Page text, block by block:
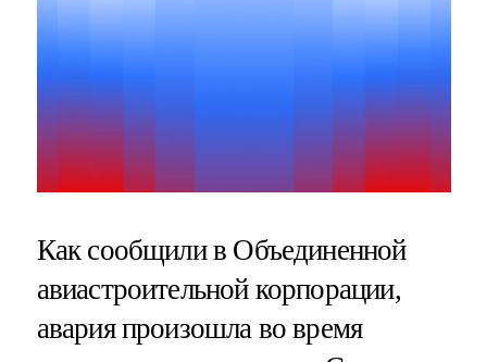
Как сообщили в Объединенной
авиастроительной корпорации,
авария произошла во время